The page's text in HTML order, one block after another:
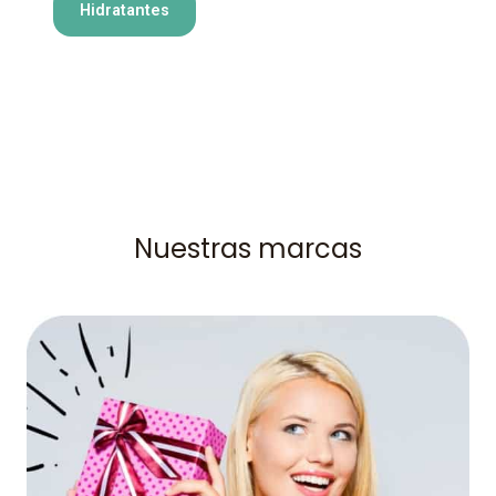
Hidratantes
Nuestras marcas